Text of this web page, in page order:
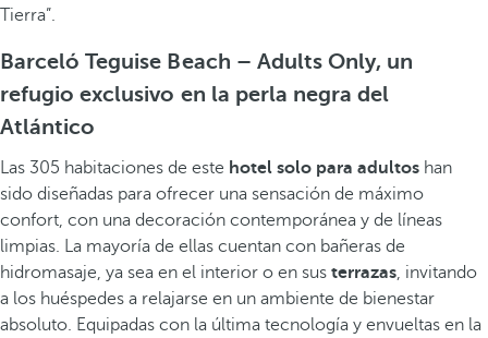
Tierra”.
Barceló Teguise Beach – Adults Only, un
refugio exclusivo en la perla negra del
Atlántico
Las 305 habitaciones de este hotel solo para adultos han
sido diseñadas para ofrecer una sensación de máximo
confort, con una decoración contemporánea y de líneas
limpias. La mayoría de ellas cuentan con bañeras de
hidromasaje, ya sea en el interior o en sus terrazas, invitando
a los huéspedes a relajarse en un ambiente de bienestar
absoluto. Equipadas con la última tecnología y envueltas en la